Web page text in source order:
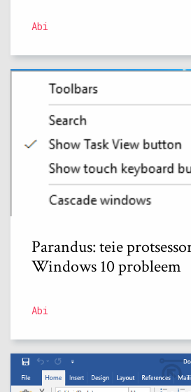
Abi
Parandus: teie
Windows 10 probleem
Abi